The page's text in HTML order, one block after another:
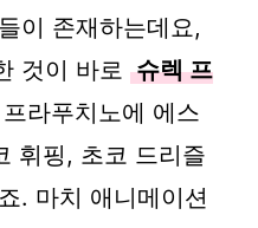
이 존재하는데요,
것이 바로 슈렉 프
라푸치노에 에스
휘핑, 초코 드리즐
. 마치 애니메이션